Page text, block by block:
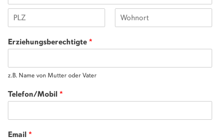
Erziehungsberechtigte *
z.B. Name von Mutter oder Vater
Telefon/Mobil *
Email *